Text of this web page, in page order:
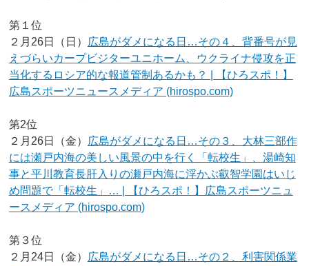
第１位
２月26日（日）
広島がダメになる日…その４、背番号が見
えづらいカープビジターユニホーム、ウクライナ侵攻を正
当化するロシア的な報道管制あるかも？ | 【ひろスポ！】
広島スポーツニュースメディア (hirospo.com)
第2位
２月26日（金）
広島がダメになる日…その３、大林三部作
には瀬戸内海の美しい風景の中を行く「転校生」、湯崎知
事と平川教育長肝入りの瀬戸内海に浮かぶ叡智学園はいじ
め問題で「転校生」… | 【ひろスポ！】広島スポーツニュ
ースメディア (hirospo.com)
第３位
２月24日（金）
広島がダメになる日…その２、利害関係業